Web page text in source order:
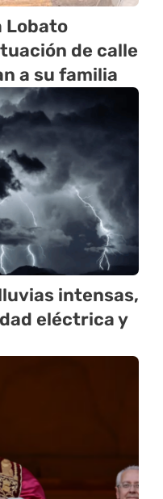
Lobato
de calle
a su familia
intensas,
eléctrica y